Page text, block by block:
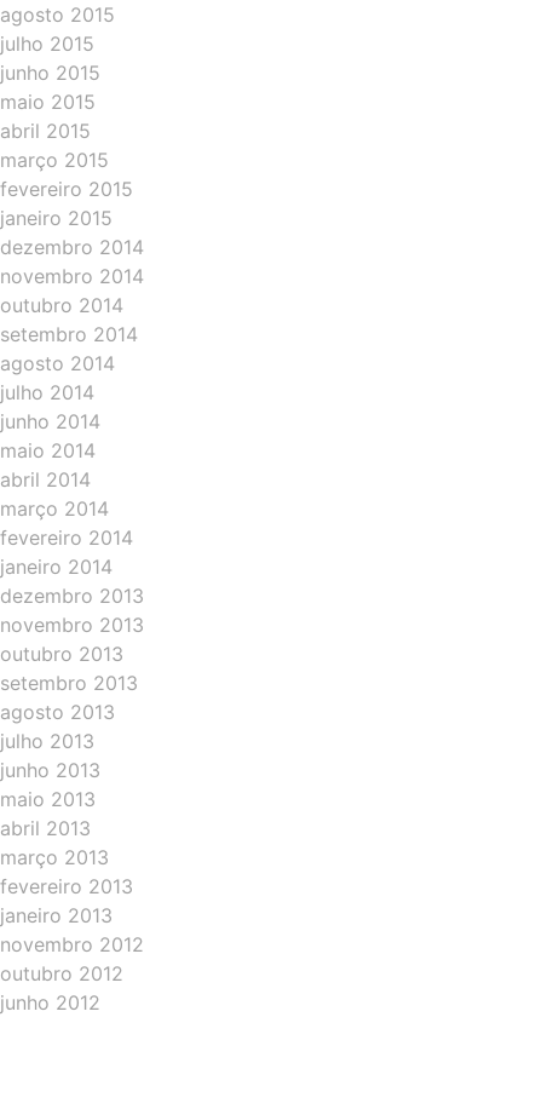
agosto 2015
julho 2015
junho 2015
maio 2015
abril 2015
março 2015
fevereiro 2015
janeiro 2015
dezembro 2014
novembro 2014
outubro 2014
setembro 2014
agosto 2014
julho 2014
junho 2014
maio 2014
abril 2014
março 2014
fevereiro 2014
janeiro 2014
dezembro 2013
novembro 2013
outubro 2013
setembro 2013
agosto 2013
julho 2013
junho 2013
maio 2013
abril 2013
março 2013
fevereiro 2013
janeiro 2013
novembro 2012
outubro 2012
junho 2012